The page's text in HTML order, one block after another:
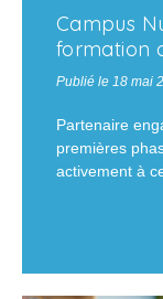
Campus
formation
Publié le 18 mai
Partenaire
premières
activement à